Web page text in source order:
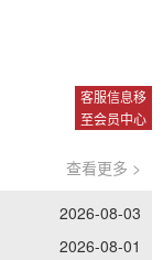
客服信息移
至会员中心
查看更多 >
2026-08-03
2026-08-01